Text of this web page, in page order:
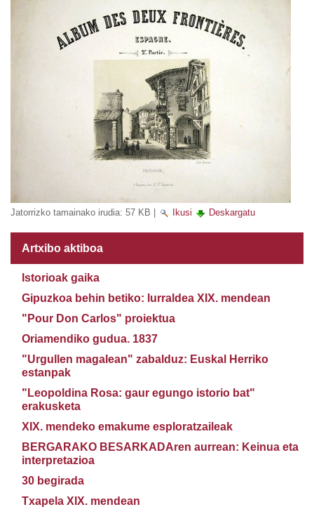
Jatorrizko tamainako irudia: 57 KB Ikusi Deskargatu
Artxibo aktiboa
Istorioak gaika
Gipuzkoa behin betiko: lurraldea XIX. mendean
"Pour Don Carlos" proiektua
Oriamendiko gudua. 1837
"Urgullen magalean" zabalduz: Euskal Herriko
estanpak
"Leopoldina Rosa: gaur egungo istorio bat"
erakusketa
XIX. mendeko emakume esploratzaileak
BERGARAKO BESARKADAren aurrean: Keinua eta
interpretazioa
30 begirada
Txapela XIX. mendean